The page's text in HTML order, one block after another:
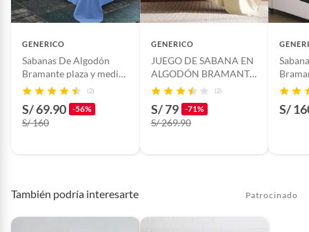
GENERICO
Sabanas De Algodón
Bramante plaza y media
celeste
(2)
S/ 69.90 -56%
S/ 160
GENERICO
JUEGO DE SABANA EN
ALGODÓN BRAMANTE
2 PLAZAS BEIGE
(2)
S/ 79 -71%
S/ 269.90
negro
S/
También podría interesarte Patrocinado